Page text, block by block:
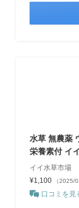
水草 無農薬
栄養素付 イ
イイ水草市場
¥1,100
（2025/
口コミを見